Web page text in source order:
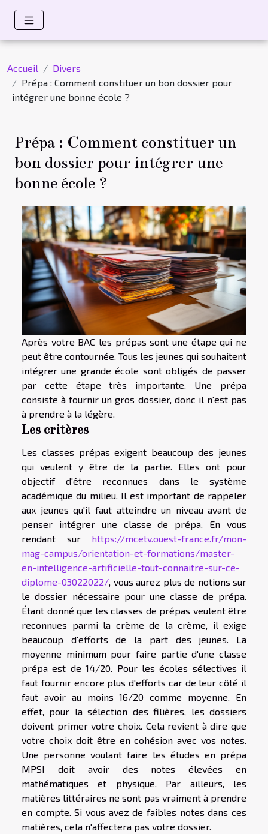
Accueil
Divers
Prépa : Comment constituer un bon dossier pour
intégrer une bonne école ?
Prépa : Comment constituer un
bon dossier pour intégrer une
bonne école ?
Après votre BAC les prépas sont une étape qui ne
peut être contournée. Tous les jeunes qui souhaitent
intégrer une grande école sont obligés de passer
par cette étape très importante. Une prépa
consiste à fournir un gros dossier, donc il n'est pas
à prendre à la légère.
Les critères
Les classes prépas exigent beaucoup des jeunes
qui veulent y être de la partie. Elles ont pour
objectif d'être reconnues dans le système
académique du milieu. Il est important de rappeler
aux jeunes qu'il faut atteindre un niveau avant de
penser intégrer une classe de prépa. En vous
rendant sur https://mcetv.ouest-france.fr/mon-
mag-campus/orientation-et-formations/master-
en-intelligence-artificielle-tout-connaitre-sur-ce-
diplome-03022022/, vous aurez plus de notions sur
le dossier nécessaire pour une classe de prépa.
Étant donné que les classes de prépas veulent être
reconnues parmi la crème de la crème, il exige
beaucoup d'efforts de la part des jeunes. La
moyenne minimum pour faire partie d'une classe
prépa est de 14/20. Pour les écoles sélectives il
faut fournir encore plus d'efforts car de leur côté il
faut avoir au moins 16/20 comme moyenne. En
effet, pour la sélection des filières, les dossiers
doivent primer votre choix. Cela revient à dire que
votre choix doit être en cohésion avec vos notes.
Une personne voulant faire les études en prépa
MPSI doit avoir des notes élevées en
mathématiques et physique. Par ailleurs, les
matières littéraires ne sont pas vraiment à prendre
en compte. Si vous avez de faibles notes dans ces
matières, cela n'affectera pas votre dossier.